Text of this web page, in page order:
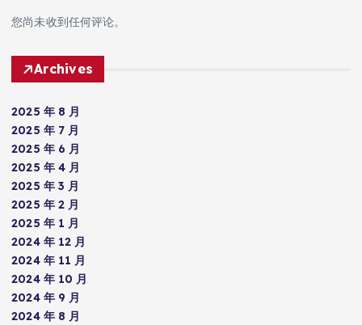
您尚未收到任何评论。
Archives
2025 年 8 月
2025 年 7 月
2025 年 6 月
2025 年 4 月
2025 年 3 月
2025 年 2 月
2025 年 1 月
2024 年 12 月
2024 年 11 月
2024 年 10 月
2024 年 9 月
2024 年 8 月